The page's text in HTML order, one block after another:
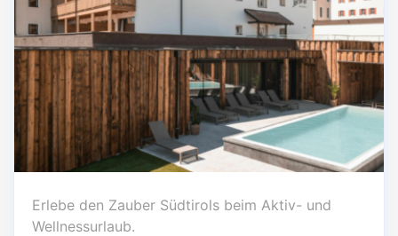
Erlebe den Zauber Südtirols beim Aktiv- und
Wellnessurlaub.